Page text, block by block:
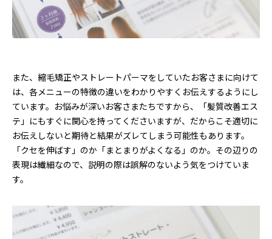
また、縮毛矯正やストレートパーマをしていたお客さまに向けて
は、各メニューの特徴の違いをわかりやすくお伝えするようにし
ています。お悩みが深いお客さまたちですから、「髪質改善エス
テ」にもすぐに関心を持ってくださいますが、だからこそ適切に
お伝えしないと期待と結果がズレてしまう可能性もあります。
「クセを伸ばす」のか「まとまりがよくなる」のか。その辺りの
表現は繊細なので、説明の際は誤解のないよう気をつけていま
す。